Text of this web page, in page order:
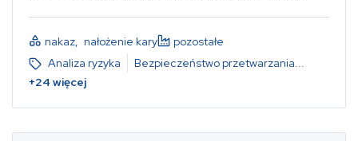
nakaz, nałożenie kary
pozostałe
Analiza ryzyka
Bezpieczeństwo przetwarzania...
+24 więcej